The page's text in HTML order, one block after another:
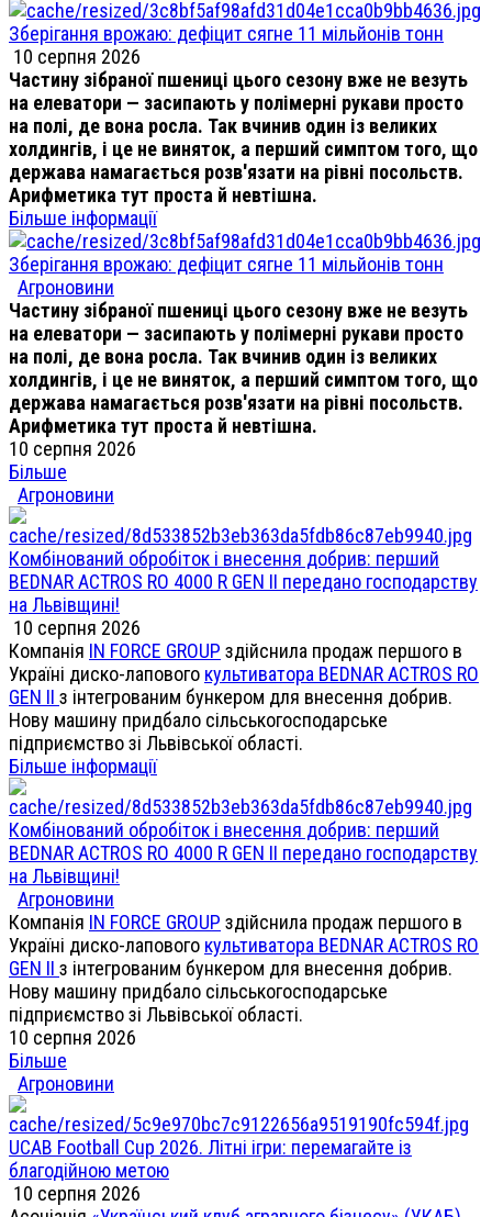
Зберігання врожаю: дефіцит сягне 11 мільйонів тонн
10 серпня 2026
Частину зібраної пшениці цього сезону вже не везуть
на елеватори — засипають у полімерні рукави просто
на полі, де вона росла. Так вчинив один із великих
холдингів, і це не виняток, а перший симптом того, що
держава намагається розв'язати на рівні посольств.
Арифметика тут проста й невтішна.
Більше інформації
Зберігання врожаю: дефіцит сягне 11 мільйонів тонн
Агроновини
Частину зібраної пшениці цього сезону вже не везуть
на елеватори — засипають у полімерні рукави просто
на полі, де вона росла. Так вчинив один із великих
холдингів, і це не виняток, а перший симптом того, що
держава намагається розв'язати на рівні посольств.
Арифметика тут проста й невтішна.
10 серпня 2026
Більше
Агроновини
Комбінований обробіток і внесення добрив: перший
BEDNAR ACTROS RO 4000 R GEN II передано господарству
на Львівщині!
10 серпня 2026
Компанія IN FORCE GROUP здійснила продаж першого в
Україні диско-лапового культиватора BEDNAR ACTROS RO
GEN II з інтегрованим бункером для внесення добрив.
Нову машину придбало сільськогосподарське
підприємство зі Львівської області.
Більше інформації
Комбінований обробіток і внесення добрив: перший
BEDNAR ACTROS RO 4000 R GEN II передано господарству
на Львівщині!
Агроновини
Компанія IN FORCE GROUP здійснила продаж першого в
Україні диско-лапового культиватора BEDNAR ACTROS RO
GEN II з інтегрованим бункером для внесення добрив.
Нову машину придбало сільськогосподарське
підприємство зі Львівської області.
10 серпня 2026
Більше
Агроновини
UCAB Football Cup 2026. Літні ігри: перемагайте із
благодійною метою
10 серпня 2026